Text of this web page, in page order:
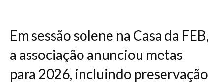
Em sessão solene na Casa da FEB,
a associação anunciou metas
para 2026, incluindo preservação